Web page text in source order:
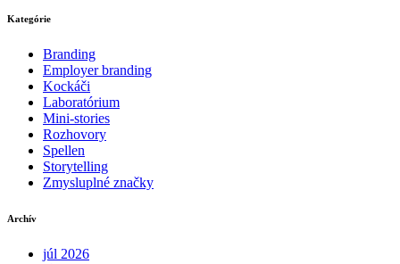
Kategórie
Branding
Employer branding
Kockáči
Laboratórium
Mini-stories
Rozhovory
Spellen
Storytelling
Zmysluplné značky
Archív
júl 2026